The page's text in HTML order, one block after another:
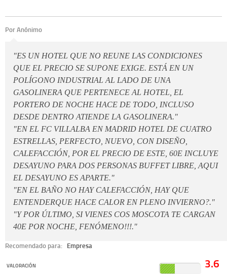
Por Anónimo
"ES UN HOTEL QUE NO REUNE LAS CONDICIONES
QUE EL PRECIO SE SUPONE EXIGE. ESTÁ EN UN
POLÍGONO INDUSTRIAL AL LADO DE UNA
GASOLINERA QUE PERTENECE AL HOTEL, EL
PORTERO DE NOCHE HACE DE TODO, INCLUSO
DESDE DENTRO ATIENDE LA GASOLINERA."
"EN EL FC VILLALBA EN MADRID HOTEL DE CUATRO
ESTRELLAS, PERFECTO, NUEVO, CON DISEÑO,
CALEFACCIÓN, POR EL PRECIO DE ESTE, 60E INCLUYE
DESAYUNO PARA DOS PERSONAS BUFFET LIBRE, AQUI
EL DESAYUNO ES APARTE."
"EN EL BAÑO NO HAY CALEFACCIÓN, HAY QUE
ENTENDERQUE HACE CALOR EN PLENO INVIERNO?."
"Y POR ÚLTIMO, SI VIENES COS MOSCOTA TE CARGAN
40E POR NOCHE, FENÓMENO!!!."
Recomendado para: Empresa
VALORACIÓN 3.6